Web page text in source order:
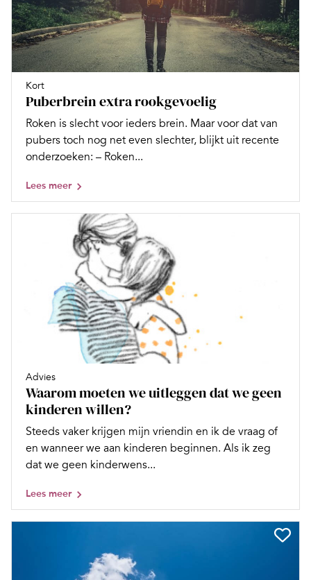
Kort
Puberbrein extra rookgevoelig
Roken is slecht voor ieders brein. Maar voor dat van
pubers toch nog net even slechter, blijkt uit recente
onderzoeken: – Roken...
Lees meer
Advies
Waarom moeten we uitleggen dat we geen
kinderen willen?
Steeds vaker krijgen mijn vriendin en ik de vraag of
en wanneer we aan kinderen beginnen. Als ik zeg
dat we geen kinderwens...
Lees meer